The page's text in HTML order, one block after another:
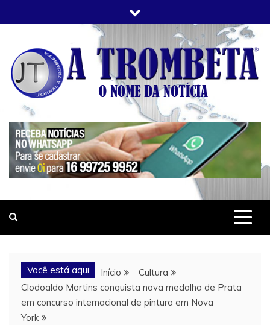
to
JORNAL A TROMBETA
O Nome da Notícia
Você está aqui Início
Cultura
Clodoaldo Martins conquista nova medalha de Prata
em concurso internacional de pintura em Nova
York